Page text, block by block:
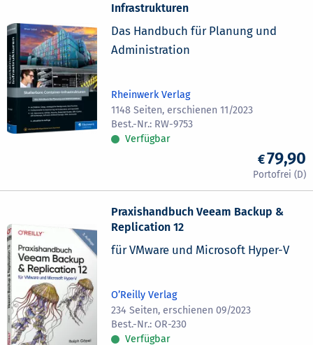
Infrastrukturen
Das Handbuch für Planung und
Administration
Rheinwerk Verlag
1148 Seiten, erschienen 11/2023
RW-9753
Verfügbar
79,90
Praxishandbuch Veeam Backup &
Replication 12
für VMware und Microsoft Hyper-V
O’Reilly Verlag
234 Seiten, erschienen 09/2023
OR-230
Verfügbar